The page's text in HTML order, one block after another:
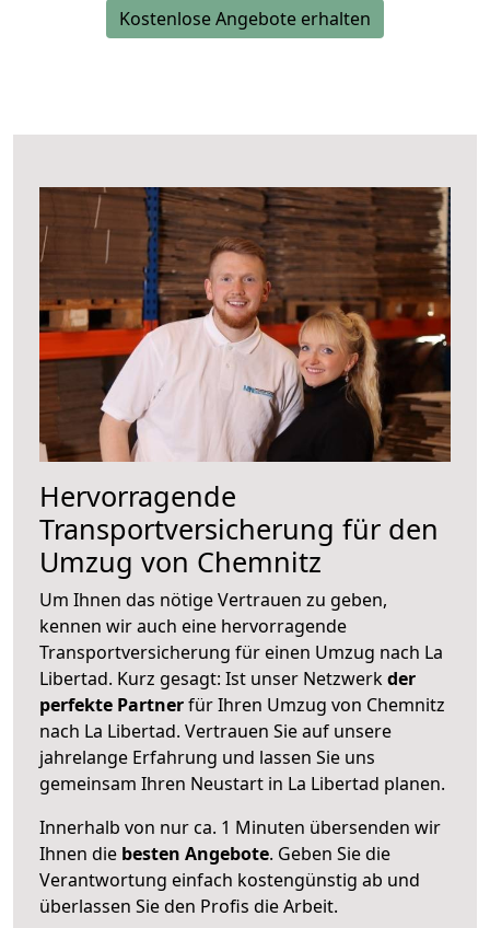
Kostenlose Angebote erhalten
Hervorragende
Transportversicherung für den
Umzug von Chemnitz
Um Ihnen das nötige Vertrauen zu geben,
kennen wir auch eine hervorragende
Transportversicherung für einen Umzug nach La
Libertad. Kurz gesagt: Ist unser Netzwerkder
perfekte Partnerfür Ihren Umzug von Chemnitz
nach La Libertad. Vertrauen Sie auf unsere
jahrelange Erfahrung und lassen Sie uns
gemeinsam Ihren Neustart in La Libertad planen.
Innerhalb von nur ca. 1 Minuten übersenden wir
Ihnen die besten Angebote. Geben Sie die
Verantwortung einfach kostengünstig ab und
überlassen Sie den Profis die Arbeit.